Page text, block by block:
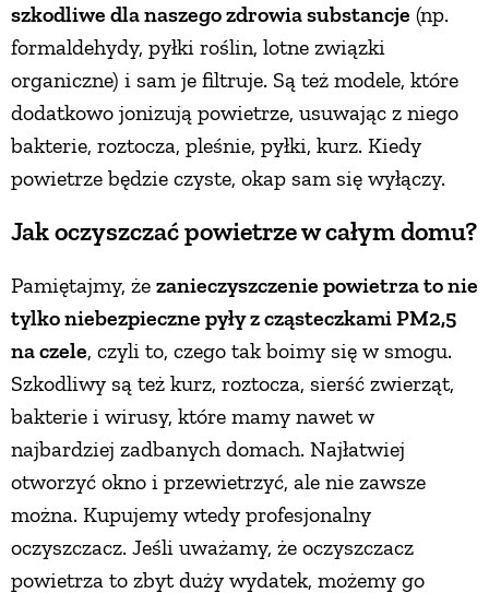
szkodliwe dla naszego zdrowia substancje (np.
formaldehydy, pyłki roślin, lotne związki
organiczne) i sam je filtruje. Są też modele, które
dodatkowo jonizują powietrze, usuwając z niego
bakterie, roztocza, pleśnie, pyłki, kurz. Kiedy
powietrze będzie czyste, okap sam się wyłączy.
Jak oczyszczać powietrze w całym domu?
Pamiętajmy, że zanieczyszczenie powietrza to nie
tylko niebezpieczne pyły z cząsteczkami PM2,5
na czele, czyli to, czego tak boimy się w smogu.
Szkodliwy są też kurz, roztocza, sierść zwierząt,
bakterie i wirusy, które mamy nawet w
najbardziej zadbanych domach. Najłatwiej
otworzyć okno i przewietrzyć, ale nie zawsze
można. Kupujemy wtedy profesjonalny
oczyszczacz. Jeśli uważamy, że oczyszczacz
powietrza to zbyt duży wydatek, możemy go